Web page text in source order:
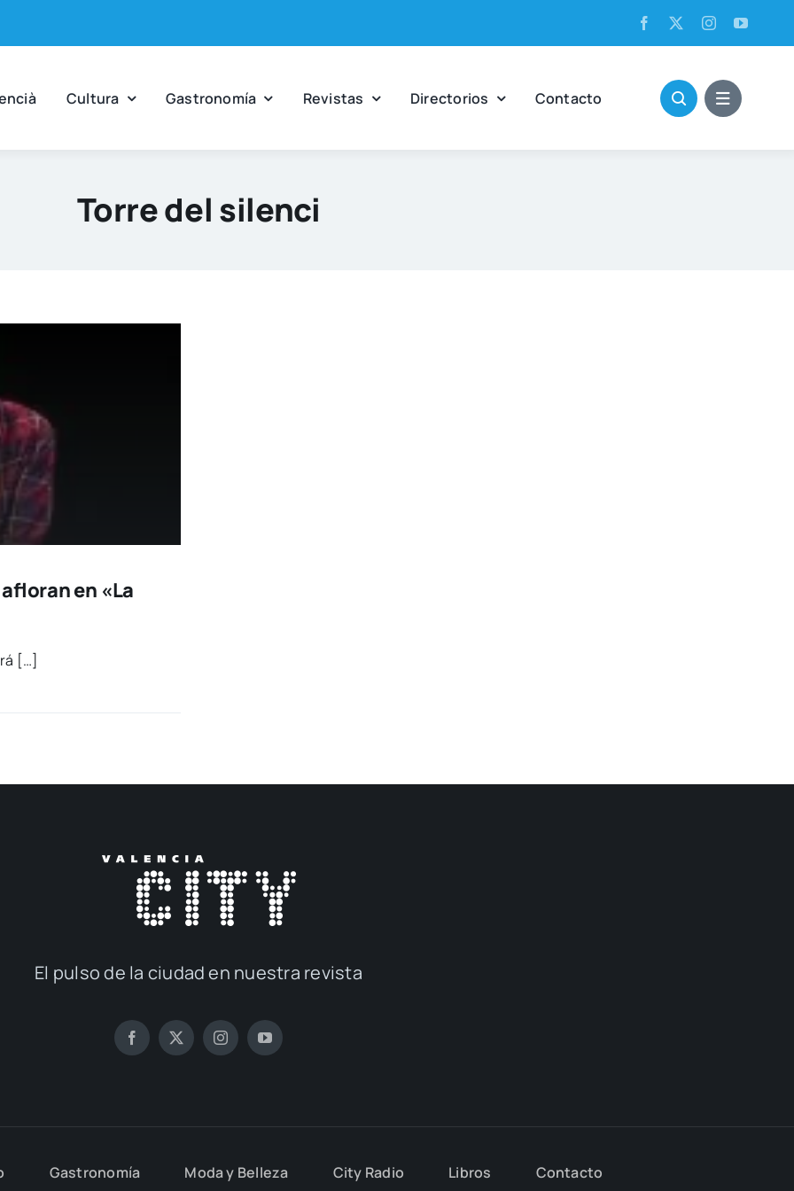
Cul­tu­ra Gas­tro­no­mía Revis­tas Direc­to­rios Con­tac­to
Torre del silenci
en «La
[…]
El pul­so de la ciu­dad en nues­tra revis­ta
Gas­tro­no­mía Moda y Belle­za City Radio Libros Con­tac­to